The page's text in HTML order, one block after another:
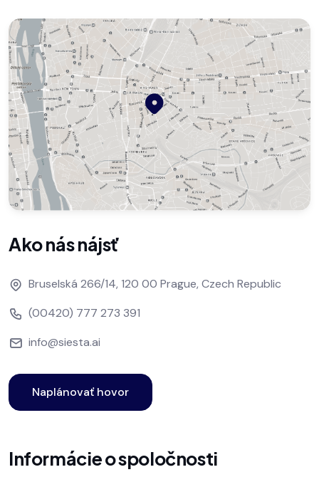
Ako nás nájsť
Bruselská 266/14, 120 00 Prague, Czech Republic
(00420) 777 273 391
info@siesta.ai
Naplánovať hovor
Informácie o spoločnosti